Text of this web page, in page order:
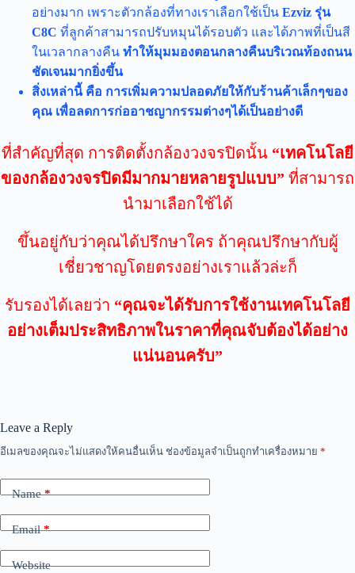
อย่างมาก เพราะตัวกล้องที่ทางเราเลือกใช้เป็น Ezviz รุ่น
C8C ที่ลูกค้าสามารถปรับหมุนได้รอบตัว และได้ภาพที่เป็นสี
ในเวลากลางคืน ทำให้มุมมองตอนกลางคืนบริเวณท้องถนน
ชัดเจนมากยิ่งขึ้น
สิ่งเหล่านี้ คือ การเพิ่มความปลอดภัยให้กับร้านค้าเล็กๆของ
คุณ เพื่อลดการก่ออาชญากรรมต่างๆได้เป็นอย่างดี
ที่สำคัญที่สุด การติดตั้งกล้องวงจรปิดนั้น “เทคโนโลยี
ของกล้องวงจรปิดมีมากมายหลายรูปแบบ” ที่สามารถ
นำมาเลือกใช้ได้
ขึ้นอยู่กับว่าคุณได้ปรึกษาใคร ถ้าคุณปรึกษากับผู้
เชี่ยวชาญโดยตรงอย่างเราแล้วล่ะก็
รับรองได้เลยว่า “คุณจะได้รับการใช้งานเทคโนโลยี
อย่างเต็มประสิทธิภาพในราคาที่คุณจับต้องได้อย่าง
แน่นอนครับ”
Leave a Reply
อีเมลของคุณจะไม่แสดงให้คนอื่นเห็น ช่องข้อมูลจำเป็นถูกทำเครื่องหมาย *
Name*
Email*
Website